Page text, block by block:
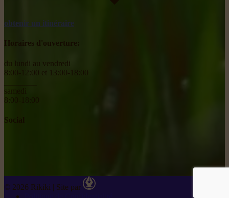
obtenir un itinéraire
Horaires d'ouverture:
du lundi au vendredi
8:00-12:00 et 13:00-18:00
samedi
8:00-18:00
Social
© 2026 Rikiki | Site par